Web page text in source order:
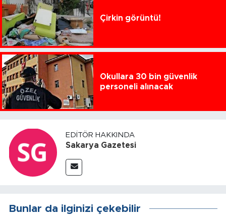
Çirkin görüntü!
Okullara 30 bin güvenlik
personeli alınacak
EDITÖR HAKKINDA
Sakarya Gazetesi
Bunlar da ilginizi çekebilir